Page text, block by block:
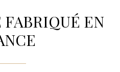
FABRIQUÉ EN